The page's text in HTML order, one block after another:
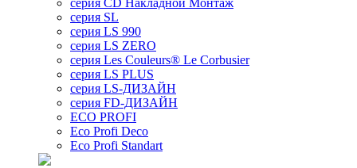
серия CD Накладной Монтаж
серия SL
серия LS 990
серия LS ZERO
серия Les Couleurs® Le Corbusier
серия LS PLUS
серия LS-ДИЗАЙН
серия FD-ДИЗАЙН
ECO PROFI
Eco Profi Deco
Eco Profi Standart